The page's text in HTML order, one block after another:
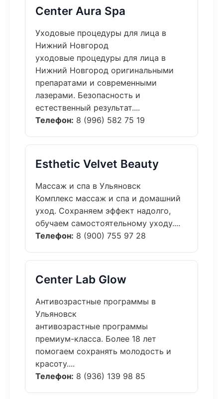
Center Aura Spa
Уходовые процедуры для лица в
Нижний Новгород
уходовые процедуры для лица в
Нижний Новгород оригинальными
препаратами и современными
лазерами. Безопасность и
естественный результат....
Телефон: 8 (996) 582 75 19
Esthetic Velvet Beauty
Массаж и спа в Ульяновск
Комплекс массаж и спа и домашний
уход. Сохраняем эффект надолго,
обучаем самостоятельному уходу....
Телефон: 8 (900) 755 97 28
Center Lab Glow
Антивозрастные программы в
Ульяновск
антивозрастные программы
премиум-класса. Более 18 лет
помогаем сохранять молодость и
красоту....
Телефон: 8 (936) 139 98 85